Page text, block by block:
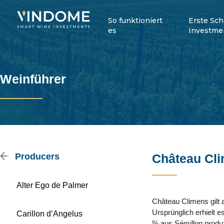
So funktioniert
es
Erste
Weinführer
Producers
Alter Ego de Palmer
Carillon d’Angelus
Château
Château Climens gilt
Ursprünglich erhielt